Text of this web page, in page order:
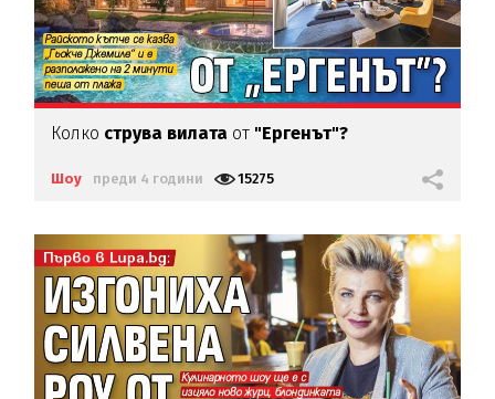
Колко струва вилата от "Ергенът"?
Шоу преди 4 години 15275